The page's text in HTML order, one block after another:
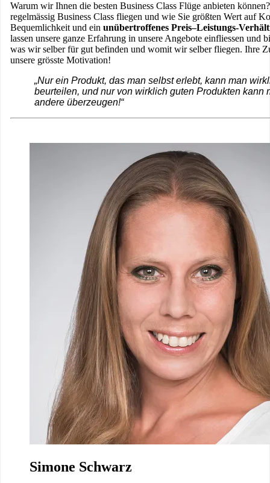
Warum wir Ihnen die besten Business Class Flüge anbieten
regelmässig Business Class fliegen und wie Sie größten Wert auf
Bequemlichkeit und ein unübertroffenes Preis–Leistungs-
lassen unsere ganze Erfahrung in unsere Angebote einfliessen und
was wir selber für gut befinden und womit wir selber fliegen. Ihre
unsere grösste Motivation!
„Nur ein Produkt, das man selbst erlebt, kann man
beurteilen, und nur von wirklich guten Produkten kann
andere überzeugen!“
Simone Schwarz